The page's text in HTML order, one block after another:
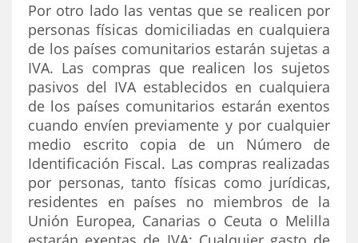
Por otro lado las ventas que se realicen por
personas físicas domiciliadas en cualquiera
de los países comunitarios estarán sujetas a
IVA. Las compras que realicen los sujetos
pasivos del IVA establecidos en cualquiera
de los países comunitarios estarán exentos
cuando envíen previamente y por cualquier
medio escrito copia de un Número de
Identificación Fiscal. Las compras realizadas
por personas, tanto físicas como jurídicas,
residentes en países no miembros de la
Unión Europea, Canarias o Ceuta o Melilla